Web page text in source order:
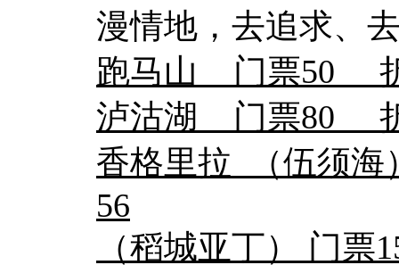
漫情地，去追求、
跑马山 门票50
泸沽湖 门票80
香格里拉 （伍须
56
（稻城亚丁） 门